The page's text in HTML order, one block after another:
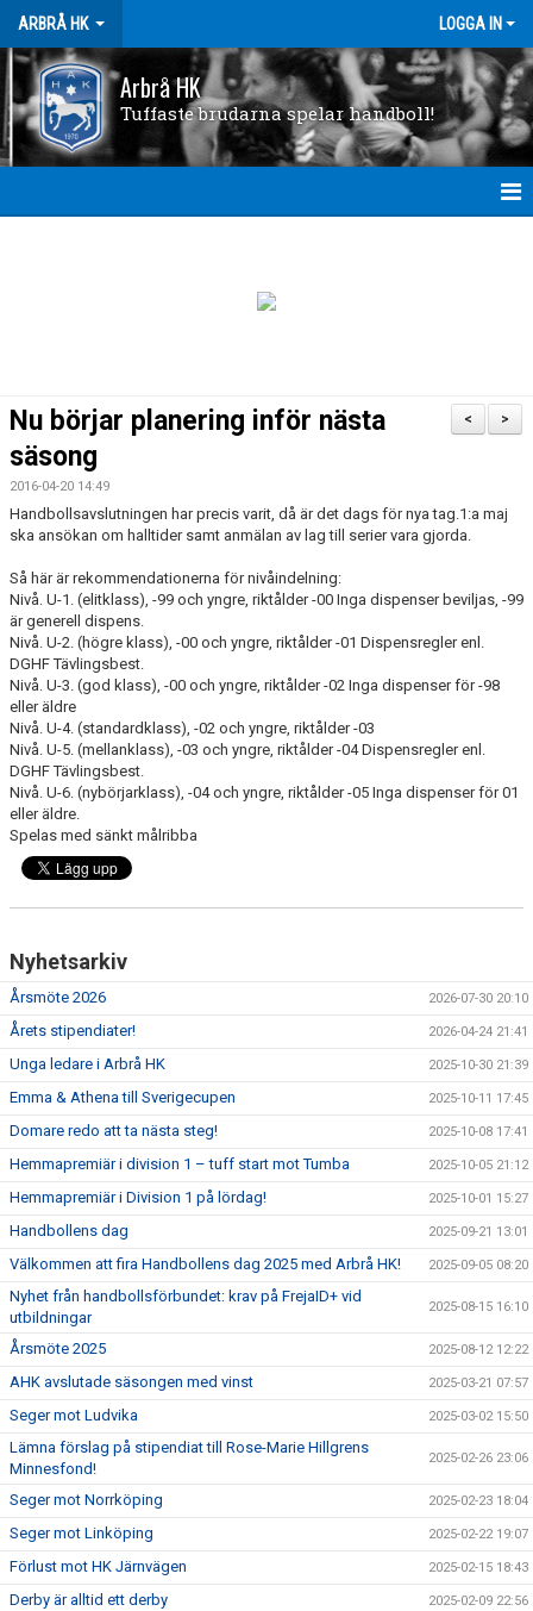
ARBRÅ HK LOGGA IN
Arbrå HK
Tuffaste brudarna spelar handboll!
NYHETER
MEDLEM I ARBRÅ HK
AHK SHOPEN
AHK PÅ FACEBOOK
DOKUMENTARKIV
>
<
Nu börjar planering inför nästa
säsong
2016-04-20 14:49
Handbollsavslutningen har precis varit, då är det dags för nya tag.1:a maj
ska ansökan om halltider samt anmälan av lag till serier vara gjorda.
Så här är rekommendationerna för nivåindelning:
Nivå. U-1. (elitklass), -99 och yngre, riktålder -00 Inga dispenser beviljas, -99
är generell dispens.
Nivå. U-2. (högre klass), -00 och yngre, riktålder -01 Dispensregler enl.
DGHF Tävlingsbest.
Nivå. U-3. (god klass), -00 och yngre, riktålder -02 Inga dispenser för -98
eller äldre
Nivå. U-4. (standardklass), -02 och yngre, riktålder -03
Nivå. U-5. (mellanklass), -03 och yngre, riktålder -04 Dispensregler enl.
DGHF Tävlingsbest.
Nivå. U-6. (nybörjarklass), -04 och yngre, riktålder -05 Inga dispenser för 01
eller äldre.
Spelas med sänkt målribba
Nyhetsarkiv
Årsmöte 2026 2026-07-30 20:10
Årets stipendiater! 2026-04-24 21:41
Unga ledare i Arbrå HK 2025-10-30 21:39
Emma & Athena till Sverigecupen 2025-10-11 17:45
Domare redo att ta nästa steg! 2025-10-08 17:41
Hemmapremiär i division 1 – tuff start mot Tumba 2025-10-05 21:12
Hemmapremiär i Division 1 på lördag! 2025-10-01 15:27
Handbollens dag 2025-09-21 13:01
Välkommen att fira Handbollens dag 2025 med Arbrå HK! 2025-09-05 08:20
Nyhet från handbollsförbundet: krav på FrejaID+ vid
utbildningar
2025-08-15 16:10
Årsmöte 2025 2025-08-12 12:22
AHK avslutade säsongen med vinst 2025-03-21 07:57
Seger mot Ludvika 2025-03-02 15:50
Lämna förslag på stipendiat till Rose-Marie Hillgrens
Minnesfond!
2025-02-26 23:06
Seger mot Norrköping 2025-02-23 18:04
Seger mot Linköping 2025-02-22 19:07
Förlust mot HK Järnvägen 2025-02-15 18:43
Derby är alltid ett derby 2025-02-09 22:56